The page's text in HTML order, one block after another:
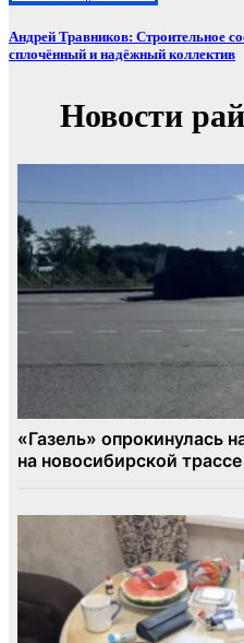
Андрей Травников: Строительное
сплочённый и надёжный коллектив